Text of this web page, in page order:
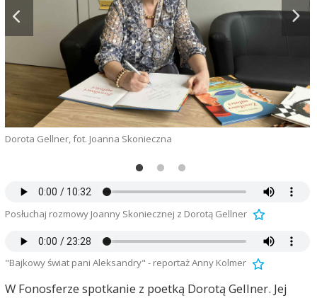
Dorota Gellner, fot. Joanna Skonieczna
Posłuchaj rozmowy Joanny Skoniecznej z Dorotą Gellner
"Bajkowy świat pani Aleksandry" - reportaż Anny Kolmer
W Fonosferze spotkanie z poetką Dorotą Gellner. Jej